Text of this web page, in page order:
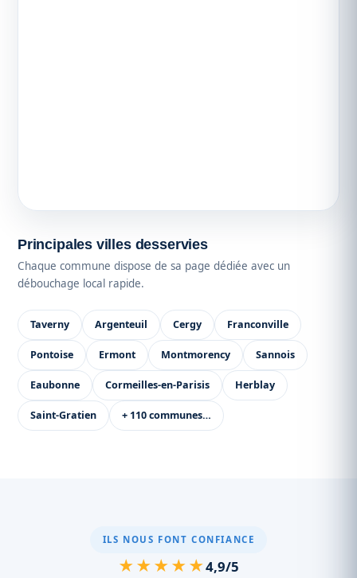
Principales villes desservies
Chaque commune dispose de sa page dédiée avec un
débouchage local rapide.
Taverny Argenteuil Cergy Franconville
Pontoise Ermont Montmorency Sannois
Eaubonne Cormeilles-en-Parisis Herblay
Saint-Gratien + 110 communes…
ILS NOUS FONT CONFIANCE
★★★★★4,9/5